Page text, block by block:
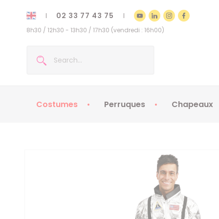
02 33 77 43 75
8h30 / 12h30 - 13h30 / 17h30 (vendredi : 16h00)
Costumes Perruques Chapeaux